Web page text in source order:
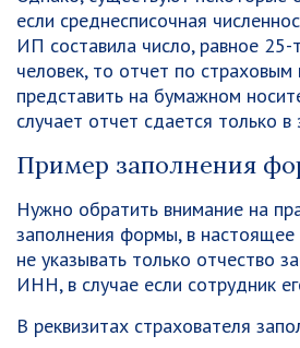
если среднесписочная
ИП составила число, равное 25-
человек, то отчет по
представить на бумажном
случает отчет сдается только
Пример заполнения
Нужно обратить внимание на
заполнения формы, в
не указывать только отчество
ИНН, в случае если сотрудник
В реквизитах страхователя